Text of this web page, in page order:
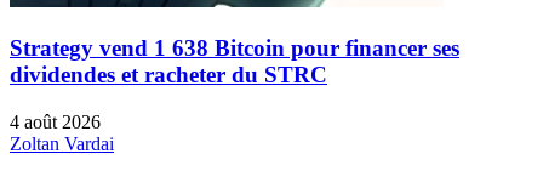
Strategy vend 1 638 Bitcoin pour financer ses
dividendes et racheter du STRC
4 août 2026
Zoltan Vardai